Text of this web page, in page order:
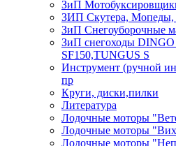
ЗиП
ЗИП Скутера,
ЗиП Снегоуборочные
ЗиП снегоходы
SF150,TUNGUS S
Инструмент (ручной
пр
Круги, диски,пилки
Литература
Лодочные моторы
Лодочные моторы
Лодочные моторы